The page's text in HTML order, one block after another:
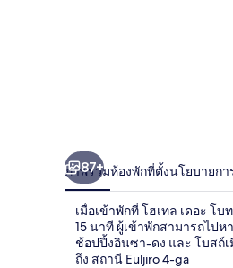
ยอง
ดง
87+
ภาพรวมห้องพักที่ตั้งนโยบายกา
เมื่อเข้าพักที่ โฮเทล เดอะ โ
15 นาที ผู้เข้าพักสามารถไป
ช้อปปิ้งอินซา-ดง และ โบสถ์
ถึง สถานี Euljiro 4-ga